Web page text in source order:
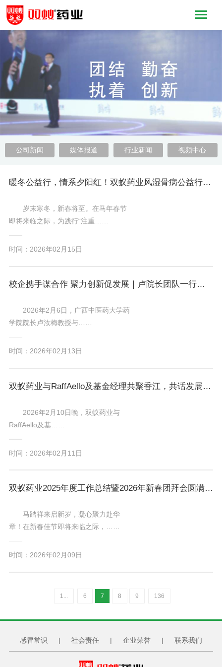
公司新闻 媒体报道 行业新闻 视频中心
暖冬公益行，情系夕阳红！双蚁药业风湿骨病公益行动温暖甘肃海南
岁末寒冬，新春将至。在马年春节
即将来临之际，为践行“注重……
时间：2026年02月15日
校企携手谋合作 聚力创新促发展｜卢院长团队一行到访双蚁药业共探合作新路径
2026年2月6日，广西中医药大学药
学院院长卢汝梅教授与……
时间：2026年02月13日
双蚁药业与RaffAello及基金经理共聚香江，共话发展新篇章
2026年2月10日晚，双蚁药业与
RaffAello及基……
时间：2026年02月11日
双蚁药业2025年度工作总结暨2026年新春团拜会圆满落幕！
马踏祥来启新岁，凝心聚力赴华
章！在新春佳节即将来临之际，……
时间：2026年02月09日
1... 6 7 8 9 136
感冒常识 | 社会责任 | 企业荣誉 | 联系我们